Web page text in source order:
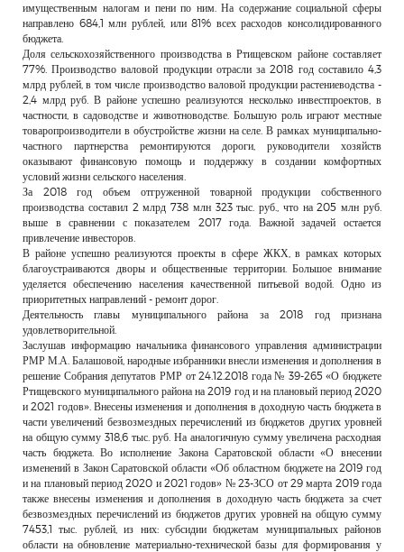
имущественным налогам и пени по ним. На содержание социальной сферы
направлено 684,1 млн рублей, или 81% всех расходов консолидированного
бюджета.
Доля сельскохозяйственного производства в Ртищевском районе составляет
77%. Производство валовой продукции отрасли за 2018 год составило 4,3
млрд рублей, в том числе производство валовой продукции растениеводства -
2,4 млрд руб. В районе успешно реализуются несколько инвестпроектов, в
частности, в садоводстве и животноводстве. Большую роль играют местные
товаропроизводители в обустройстве жизни на селе. В рамках муниципально-
частного партнерства ремонтируются дороги, руководители хозяйств
оказывают финансовую помощь и поддержку в создании комфортных
условий жизни сельского населения.
За 2018 год объем отгруженной товарной продукции собственного
производства составил 2 млрд 738 млн 323 тыс. руб., что на 205 млн руб.
выше в сравнении с показателем 2017 года. Важной задачей остается
привлечение инвесторов.
В районе успешно реализуются проекты в сфере ЖКХ, в рамках которых
благоустраиваются дворы и общественные территории. Большое внимание
уделяется обеспечению населения качественной питьевой водой. Одно из
приоритетных направлений - ремонт дорог.
Деятельность главы муниципального района за 2018 год признана
удовлетворительной.
Заслушав информацию начальника финансового управления администрации
РМР М.А. Балашовой, народные избранники внесли изменения и дополнения в
решение Собрания депутатов РМР от 24.12.2018 года № 39-265 «О бюджете
Ртищевского муниципального района на 2019 год и на плановый период 2020
и 2021 годов». Внесены изменения и дополнения в доходную часть бюджета в
части увеличений безвозмездных перечислений из бюджетов других уровней
на общую сумму 318,6 тыс. руб. На аналогичную сумму увеличена расходная
часть бюджета. Во исполнение Закона Саратовской области «О внесении
изменений в Закон Саратовской области «Об областном бюджете на 2019 год
и на плановый период 2020 и 2021 годов» № 23-ЗСО от 29 марта 2019 года
также внесены изменения и дополнения в доходную часть бюджета за счет
безвозмездных перечислений из бюджетов других уровней на общую сумму
7453,1 тыс. рублей, из них: субсидии бюджетам муниципальных районов
области на обновление материально-технической базы для формирования у